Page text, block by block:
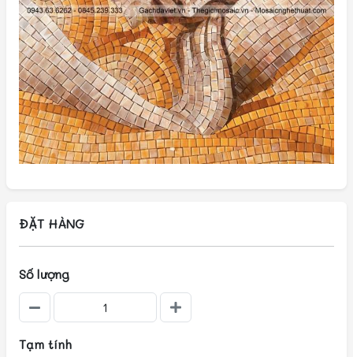
ĐẶT HÀNG
Số lượng
Tạm tính